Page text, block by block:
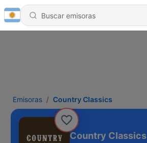
Emisoras Country Classics
Country Classics